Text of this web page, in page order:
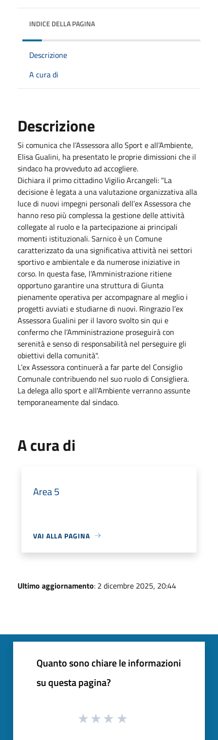
INDICE DELLA PAGINA
Descrizione
A cura di
Descrizione
Si comunica che l’Assessora allo Sport e all’Ambiente,
Elisa Gualini, ha presentato le proprie dimissioni che il
sindaco ha provveduto ad accogliere.
Dichiara il primo cittadino Vigilio Arcangeli: "La
decisione è legata a una valutazione organizzativa alla
luce di nuovi impegni personali dell’ex Assessora che
hanno reso più complessa la gestione delle attività
collegate al ruolo e la partecipazione ai principali
momenti istituzionali.Sarnico è un Comune
caratterizzato da una significativa attività nei settori
sportivo e ambientale e da numerose iniziative in
corso. In questa fase, l’Amministrazione ritiene
opportuno garantire una struttura di Giunta
pienamente operativa per accompagnare al meglio i
progetti avviati e studiarne di nuovi. Ringrazio l’ex
Assessora Gualini per il lavoro svolto sin qui e
confermo che l’Amministrazione proseguirà con
serenità e senso di responsabilità nel perseguire gli
obiettivi della comunità".
L’ex Assessora continuerà a far parte del Consiglio
Comunale contribuendo nel suo ruolo di Consigliera.
La delega allo sport e all'Ambiente verranno assunte
temporaneamente dal sindaco.
A cura di
Area 5
VAI ALLA PAGINA
Ultimo aggiornamento: 2 dicembre 2025, 20:44
Quanto sono chiare le informazioni
su questa pagina?